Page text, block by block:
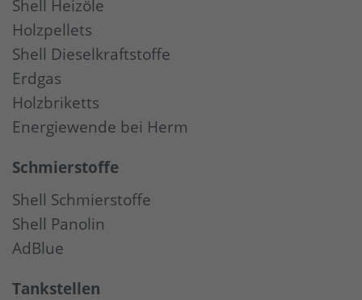
Shell Heizöle
Holzpellets
Shell Dieselkraftstoffe
Erdgas
Holzbriketts
Energiewende bei Herm
Schmierstoffe
Shell Schmierstoffe
Shell Panolin
AdBlue
Tankstellen